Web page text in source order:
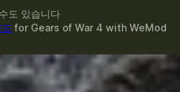
도 있습니다
for Gears of War 4 with WeMod